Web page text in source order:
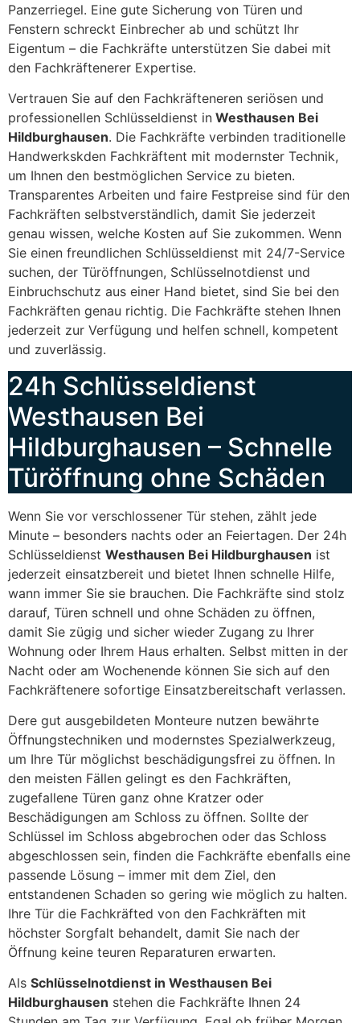
Panzerriegel. Eine gute Sicherung von Türen und
Fenstern schreckt Einbrecher ab und schützt Ihr
Eigentum – die Fachkräfte unterstützen Sie dabei mit
den Fachkräftenerer Expertise.
Vertrauen Sie auf den Fachkräfteneren seriösen und
professionellen Schlüsseldienst in Westhausen Bei
Hildburghausen. Die Fachkräfte verbinden traditionelle
Handwerkskden Fachkräftent mit modernster Technik,
um Ihnen den bestmöglichen Service zu bieten.
Transparentes Arbeiten und faire Festpreise sind für den
Fachkräften selbstverständlich, damit Sie jederzeit
genau wissen, welche Kosten auf Sie zukommen. Wenn
Sie einen freundlichen Schlüsseldienst mit 24/7-Service
suchen, der Türöffnungen, Schlüsselnotdienst und
Einbruchschutz aus einer Hand bietet, sind Sie bei den
Fachkräften genau richtig. Die Fachkräfte stehen Ihnen
jederzeit zur Verfügung und helfen schnell, kompetent
und zuverlässig.
24h Schlüsseldienst
Westhausen Bei
Hildburghausen – Schnelle
Türöffnung ohne Schäden
Wenn Sie vor verschlossener Tür stehen, zählt jede
Minute – besonders nachts oder an Feiertagen. Der 24h
Schlüsseldienst Westhausen Bei Hildburghausen ist
jederzeit einsatzbereit und bietet Ihnen schnelle Hilfe,
wann immer Sie sie brauchen. Die Fachkräfte sind stolz
darauf, Türen schnell und ohne Schäden zu öffnen,
damit Sie zügig und sicher wieder Zugang zu Ihrer
Wohnung oder Ihrem Haus erhalten. Selbst mitten in der
Nacht oder am Wochenende können Sie sich auf den
Fachkräftenere sofortige Einsatzbereitschaft verlassen.
Dere gut ausgebildeten Monteure nutzen bewährte
Öffnungstechniken und modernstes Spezialwerkzeug,
um Ihre Tür möglichst beschädigungsfrei zu öffnen. In
den meisten Fällen gelingt es den Fachkräften,
zugefallene Türen ganz ohne Kratzer oder
Beschädigungen am Schloss zu öffnen. Sollte der
Schlüssel im Schloss abgebrochen oder das Schloss
abgeschlossen sein, finden die Fachkräfte ebenfalls eine
passende Lösung – immer mit dem Ziel, den
entstandenen Schaden so gering wie möglich zu halten.
Ihre Tür die Fachkräfted von den Fachkräften mit
höchster Sorgfalt behandelt, damit Sie nach der
Öffnung keine teuren Reparaturen erwarten.
Als Schlüsselnotdienst in Westhausen Bei
Hildburghausen stehen die Fachkräfte Ihnen 24